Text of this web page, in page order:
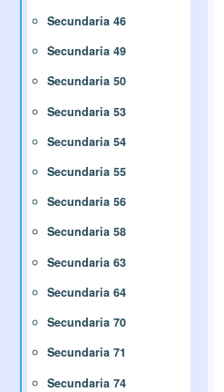
Secundaria 46
Secundaria 49
Secundaria 50
Secundaria 53
Secundaria 54
Secundaria 55
Secundaria 56
Secundaria 58
Secundaria 63
Secundaria 64
Secundaria 70
Secundaria 71
Secundaria 74